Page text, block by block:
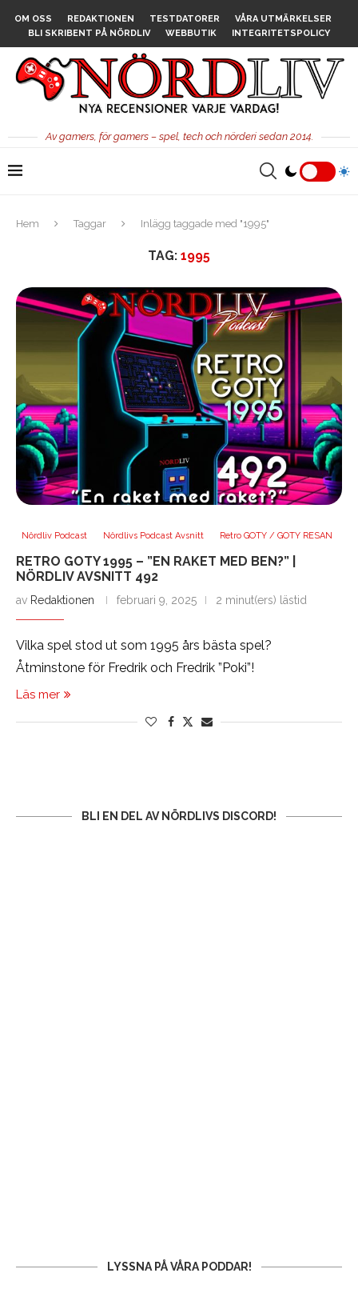
OM OSS REDAKTIONEN TESTDATORER
VÅRA UTMÄRKELSER
BLI SKRIBENT PÅ NÖRDLIV
WEBBUTIK INTEGRITETSPOLICY
Av gamers, för gamers – spel, tech och nörderi sedan 2014.
Hem Taggar Inlägg taggade med "1995"
TAG: 1995
Nördliv Podcast Nördlivs Podcast Avsnitt Retro GOTY / GOTY RESAN
RETRO GOTY 1995 – ”EN RAKET MED BEN?” |
NÖRDLIV AVSNITT 492
av Redaktionen februari 9, 2025 2 minut(ers) lästid
Vilka spel stod ut som 1995 års bästa spel?
Åtminstone för Fredrik och Fredrik ”Poki”!
Läs mer
BLI EN DEL AV NÖRDLIVS DISCORD!
LYSSNA PÅ VÅRA PODDAR!